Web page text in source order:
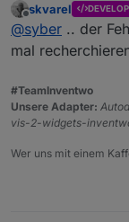
Danke für
ich habe
nach
Grüsse
Offline
skvarel
@syber .. der
mal
#TeamInventwo
Unsere Adapter:
vis-2-widgets-
Wer uns mit einem